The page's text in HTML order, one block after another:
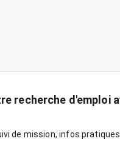
recherche d'emploi
de mission, infos